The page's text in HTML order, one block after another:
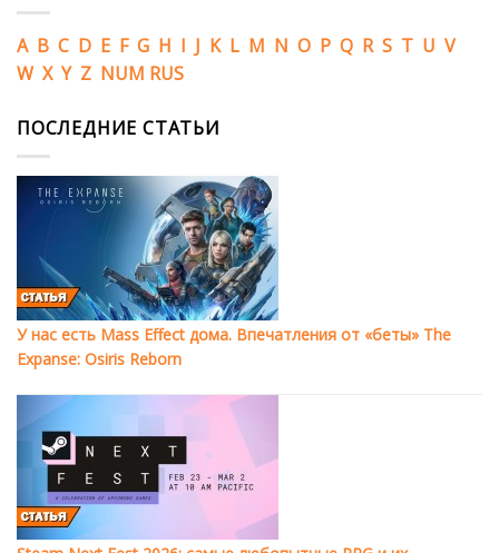
A B C D E F G H I J K L M N O P Q R S T U V
W X Y Z NUM RUS
ПОСЛЕДНИЕ СТАТЬИ
У нас есть Mass Effect дома. Впечатления от «беты» The
Expanse: Osiris Reborn